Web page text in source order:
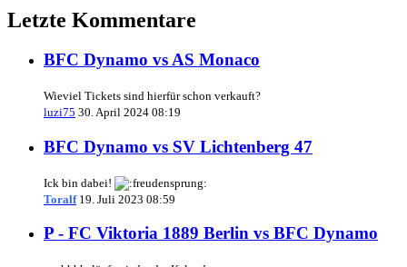
Letzte Kommentare
BFC Dynamo vs AS Monaco
Wieviel Tickets sind hierfür schon verkauft?
luzi75 30. April 2024 08:19
BFC Dynamo vs SV Lichtenberg 47
Ick bin dabei!
Toralf 19. Juli 2023 08:59
P - FC Viktoria 1889 Berlin vs BFC Dynamo